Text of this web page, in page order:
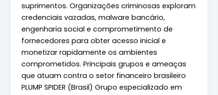
suprimentos. Organizações criminosas exploram
credenciais vazadas, malware bancário,
engenharia social e comprometimento de
fornecedores para obter acesso inicial e
monetizar rapidamente os ambientes
comprometidos. Principais grupos e ameaças
que atuam contra o setor financeiro brasileiro
PLUMP SPIDER (Brasil) Grupo especializado em